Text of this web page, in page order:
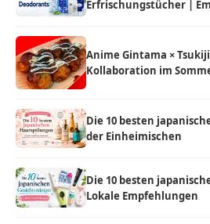
Erfrischungstücher |
Anime Gintama ×
Kollaboration im
Die 10 besten
der Einheimischen
Die 10 besten
Lokale Empfehlungen